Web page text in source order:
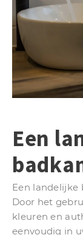
Een
Een landelijke
Door het
kleuren en
eenvoudig in